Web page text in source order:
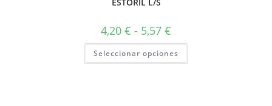
4,20 € - 5,57 €
Seleccionar opciones